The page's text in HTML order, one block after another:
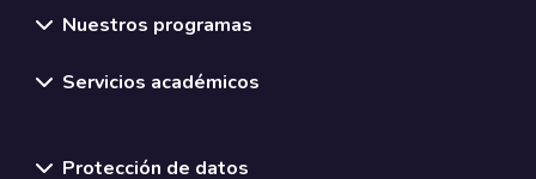
Nuestros programas
Servicios académicos
Protección de datos